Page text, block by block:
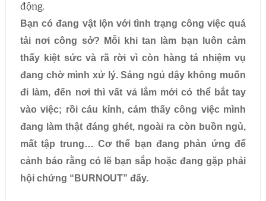
động.
Bạn có đang vật lộn với tình trạng công việc quá
tải nơi công sở? Mỗi khi tan làm bạn luôn cảm
thấy kiệt sức và rã rời vì còn hàng tá nhiệm vụ
đang chờ mình xử lý. Sáng ngủ dậy không muốn
đi làm, đến nơi thì vất vả lắm mới có thể bắt tay
vào việc; rồi cáu kỉnh, cảm thấy công việc mình
đang làm thật đáng ghét, ngoài ra còn buồn ngủ,
mất tập trung… Cơ thể bạn đang phản ứng để
cảnh báo rằng có lẽ bạn sắp hoặc đang gặp phải
hội chứng “BURNOUT” đấy.